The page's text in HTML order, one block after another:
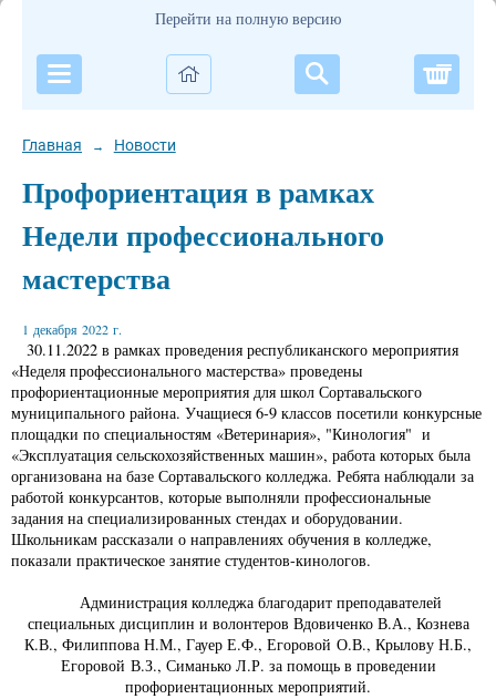
Перейти на полную версию
Главная → Новости
Профориентация в рамках
Недели профессионального
мастерства
1 декабря 2022 г.
30.11.2022 в рамках проведения республиканского мероприятия
«Неделя профессионального мастерства» проведены
профориентационные мероприятия для школ Сортавальского
муниципального района. Учащиеся 6-9 классов посетили конкурсные
площадки по специальностям «Ветеринария», "Кинология" и
«Эксплуатация сельскохозяйственных машин», работа которых была
организована на базе Сортавальского колледжа. Ребята наблюдали за
работой конкурсантов, которые выполняли профессиональные
задания на специализированных стендах и оборудовании.
Школьникам рассказали о направлениях обучения в колледже,
показали практическое занятие студентов-кинологов.
Администрация колледжа благодарит преподавателей
специальных дисциплин и волонтеров Вдовиченко В.А., Кознева
К.В., Филиппова Н.М., Гауер Е.Ф., Егоровой О.В., Крылову Н.Б.,
Егоровой В.З., Симанько Л.Р. за помощь в проведении
профориентационных мероприятий.